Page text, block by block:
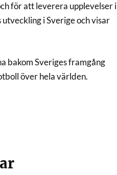
för att leverera upplevelser i
i Sverige och visar
bakom Sveriges framgång
över hela världen.